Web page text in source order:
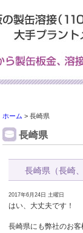
ホーム > 長崎県
長崎県
長崎県（長崎
2017年6月24日 土曜日
はい、大丈夫です！
長崎県にも弊社のお